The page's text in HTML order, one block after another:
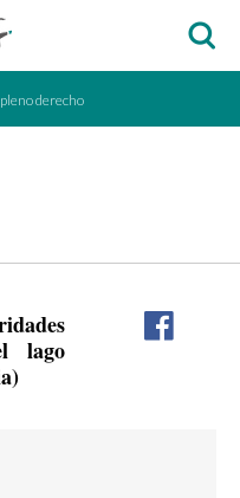
derecho
lago